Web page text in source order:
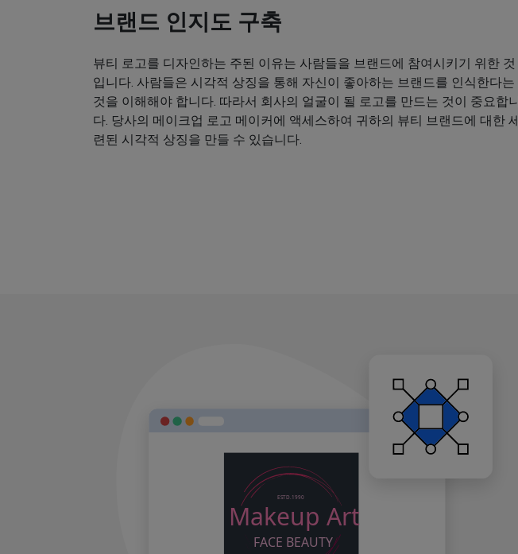
브랜드 인지도 구축
뷰티 로고를 디자인하는 주된 이유는 사람들을 브랜드에 참여시키기 위한 것
입니다. 사람들은 시각적 상징을 통해 자신이 좋아하는 브랜드를 인식한다는
것을 이해해야 합니다. 따라서 회사의 얼굴이 될 로고를 만드는 것이 중요합니
다. 당사의 메이크업 로고 메이커에 액세스하여 귀하의 뷰티 브랜드에 대한 세
련된 시각적 상징을 만들 수 있습니다.